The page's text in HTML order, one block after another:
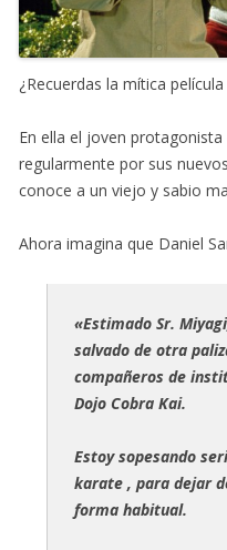
¿Recuerdas la mítica película
En ella el joven
regularmente por sus
conoce a un viejo y sabio
Ahora imagina que Daniel
«Estimado Sr.
salvado de otra
compañeros de
Dojo Cobra Kai.
Estoy sopesando
karate , para dejar
forma habitual.